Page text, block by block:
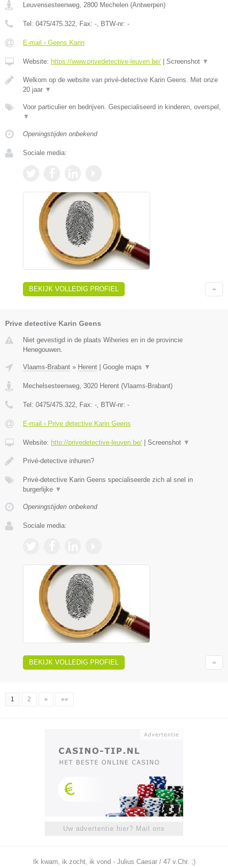
Leuvensesteenweg 2800 Mechelen (Antwerpen)
Tel: 0475/475.322 , Fax: - , BTW-nr: -
E-mail › Geens Karin
Website: https://www.privedetective-leuven.be/ | Screenshot ▼
Welkom op de website van privé-detective Karin Geens. Met onze
20 jaar ▼
Voor particulier en bedrijven. Gespecialiseerd in kinderen, overspel,
▼
Openingstijden onbekend
Sociale media:
BEKIJK VOLLEDIG PROFIEL
Prive detective Karin Geens
Niet gevestigd in de plaats Wiheries en in de provincie
Henegouwen.
Vlaams-Brabant » Herent Google maps ▼
Mechelsesteenweg, 3020 Herent (Vlaams-Brabant)
Tel: 0475/475.322, Fax: -, BTW-nr: -
E-mail › Prive detective Karin Geens
Website: http://privedetective-leuven.be/ Screenshot ▼
Privé-detective inhuren?
Privé-detective Karin Geens specialiseerde zich al snel in
burgerlijke ▼
Openingstijden onbekend
Sociale media:
BEKIJK VOLLEDIG PROFIEL
1 2 » »»
Uw advertentie hier? Mail ons
Ik kwam, ik zocht, ik vond - Julius Caesar / 47 v.Chr. ;)